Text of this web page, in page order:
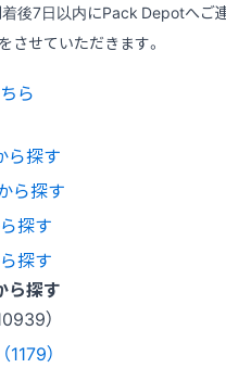
後7日以内にPack Depotへご
させていただきます。
ら
ら探す
ら探す
探す
探す
ら探す
）
）